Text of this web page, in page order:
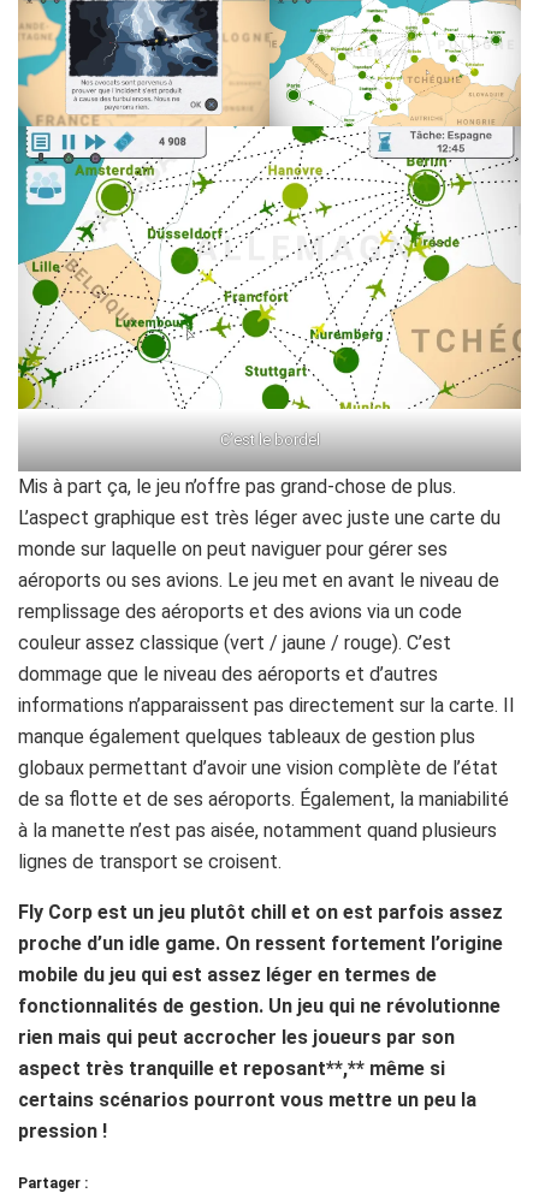
C’est le bordel
Mis à part ça, le jeu n’offre pas grand-chose de plus.
L’aspect graphique est très léger avec juste une carte du
monde sur laquelle on peut naviguer pour gérer ses
aéroports ou ses avions. Le jeu met en avant le niveau de
remplissage des aéroports et des avions via un code
couleur assez classique (vert / jaune / rouge). C’est
dommage que le niveau des aéroports et d’autres
informations n’apparaissent pas directement sur la carte. Il
manque également quelques tableaux de gestion plus
globaux permettant d’avoir une vision complète de l’état
de sa flotte et de ses aéroports. Également, la maniabilité
à la manette n’est pas aisée, notamment quand plusieurs
lignes de transport se croisent.
Fly Corp est un jeu plutôt chill et on est parfois assez
proche d’un idle game. On ressent fortement l’origine
mobile du jeu qui est assez léger en termes de
fonctionnalités de gestion. Un jeu qui ne révolutionne
rien mais qui peut accrocher les joueurs par son
aspect très tranquille et reposant**,** même si
certains scénarios pourront vous mettre un peu la
pression !
Partager :